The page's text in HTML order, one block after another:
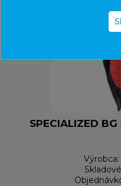
SPECIALIZED
Výrobca: